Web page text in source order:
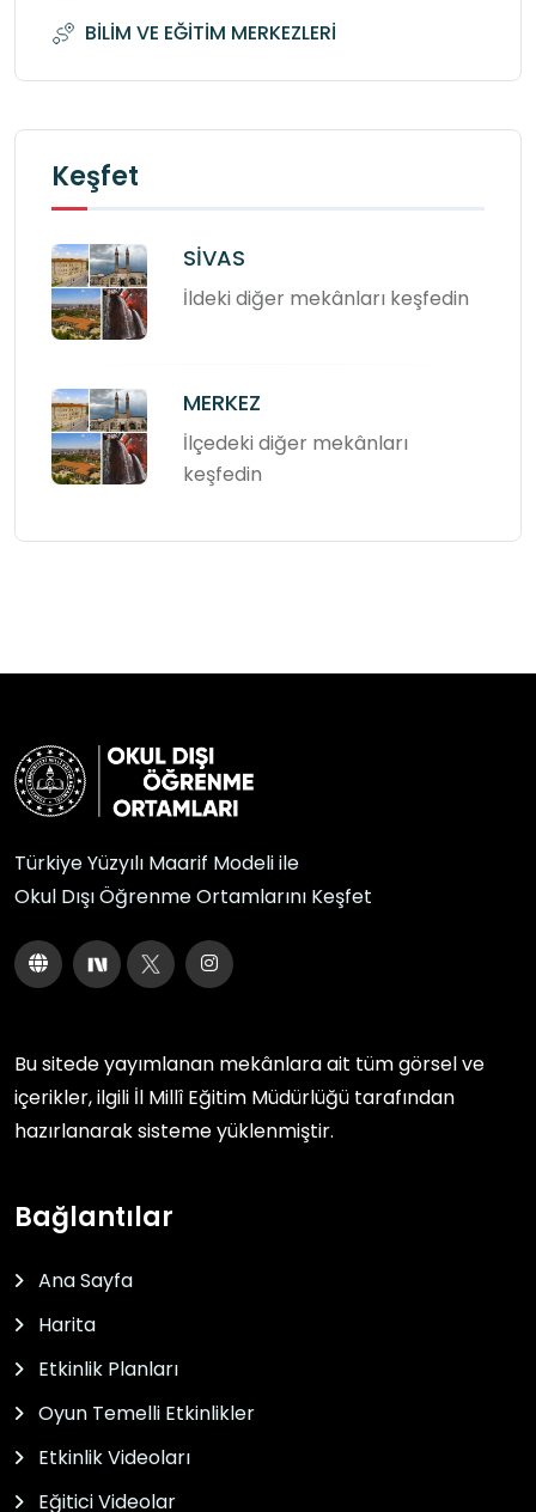
BİLİM VE EĞİTİM MERKEZLERİ
Keşfet
SİVAS
İldeki diğer mekânları keşfedin
MERKEZ
İlçedeki diğer mekânları
keşfedin
Türkiye Yüzyılı Maarif Modeli ile
Okul Dışı Öğrenme Ortamlarını Keşfet
Bu sitede yayımlanan mekânlara ait tüm görsel ve
içerikler, ilgili İl Millî Eğitim Müdürlüğü tarafından
hazırlanarak sisteme yüklenmiştir.
Bağlantılar
Ana Sayfa
Harita
Etkinlik Planları
Oyun Temelli Etkinlikler
Etkinlik Videoları
Eğitici Videolar